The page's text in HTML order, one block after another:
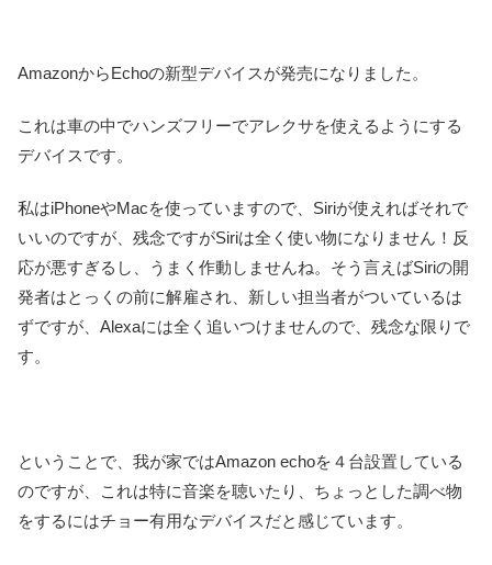
AmazonからEchoの新型デバイスが発売になりました。
これは車の中でハンズフリーでアレクサを使えるようにする
デバイスです。
私はiPhoneやMacを使っていますので、Siriが使えればそれで
いいのですが、残念ですがSiriは全く使い物になりません！反
応が悪すぎるし、うまく作動しませんね。そう言えばSiriの開
発者はとっくの前に解雇され、新しい担当者がついているは
ずですが、Alexaには全く追いつけませんので、残念な限りで
す。
ということで、我が家ではAmazon echoを４台設置している
のですが、これは特に音楽を聴いたり、ちょっとした調べ物
をするにはチョー有用なデバイスだと感じています。